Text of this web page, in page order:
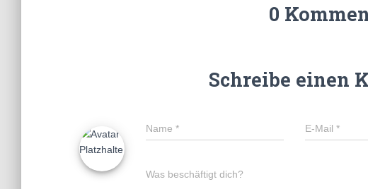
0
Schreibe einen
Name * E-Mail*
Was beschäftigt dich?